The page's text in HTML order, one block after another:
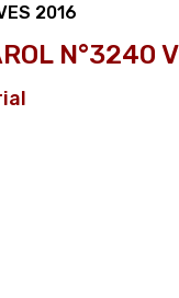
2016
N°3240